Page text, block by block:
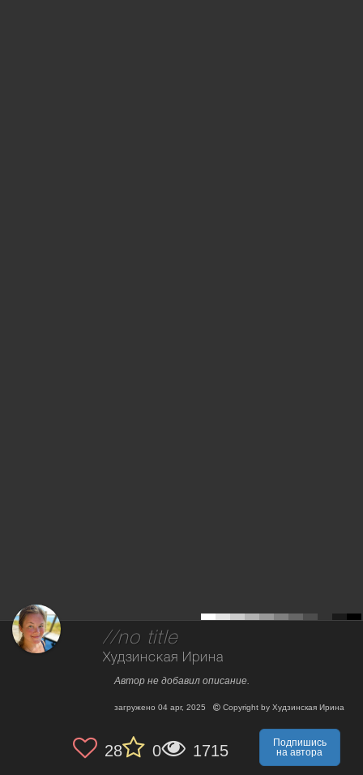
//no title
Худзинская Ирина
Автор не добавил описание.
загружено 04 apr, 2025 Copyright by Худзинская Ирина
28 0 1715
Подпишись
на автора